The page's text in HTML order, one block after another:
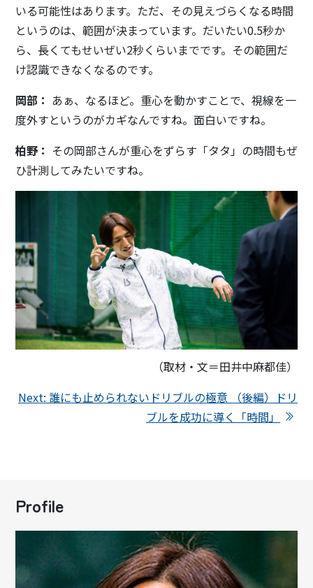
いる可能性はあります。ただ、その見えづらくなる時間
というのは、範囲が決まっています。だいたい0.5秒か
ら、長くてもせいぜい2秒くらいまでです。その範囲だ
け認識できなくなるのです。
岡部： あぁ、なるほど。重心を動かすことで、視線を一
度外すというのがカギなんですね。面白いですね。
柏野： その岡部さんが重心をずらす「タタ」の時間もぜ
ひ計測してみたいですね。
（取材・文＝田井中麻都佳）
Next: 誰にも止められないドリブルの極意 （後編）ドリ
ブルを成功に導く「時間」
Profile